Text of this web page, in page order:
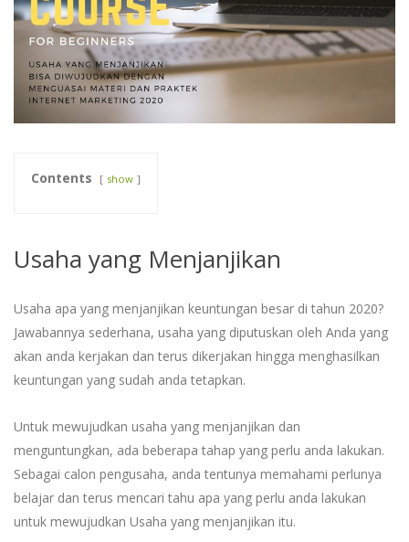
Contents show
Usaha yang Menjanjikan
Usaha apa yang menjanjikan keuntungan besar di tahun 2020?
Jawabannya sederhana, usaha yang diputuskan oleh Anda yang
akan anda kerjakan dan terus dikerjakan hingga menghasilkan
keuntungan yang sudah anda tetapkan.
Untuk mewujudkan usaha yang menjanjikan dan
menguntungkan, ada beberapa tahap yang perlu anda lakukan.
Sebagai calon pengusaha, anda tentunya memahami perlunya
belajar dan terus mencari tahu apa yang perlu anda lakukan
untuk mewujudkan Usaha yang menjanjikan itu.